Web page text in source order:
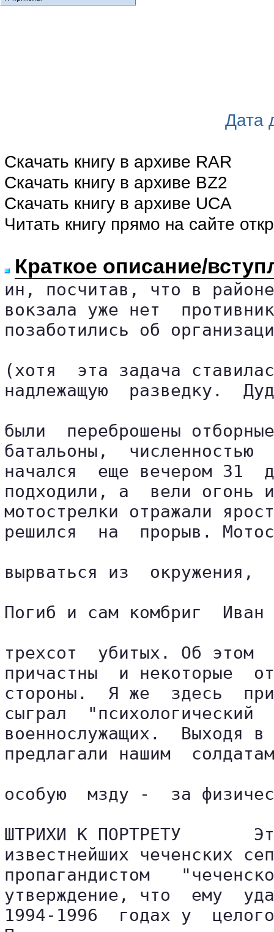
Дата
Скачать книгу в архиве RAR
Скачать книгу в архиве BZ2
Скачать книгу в архиве UCA
Читать книгу прямо на сайте
Краткое описание/
ин, посчитав, что в
вокзала уже нет
позаботились об
(хотя  эта задача
надлежащую  разведку.
были  переброшены
батальоны,
начался  еще вечером 31
подходили, а  вели огонь
мотострелки отражали
решился  на  прорыв.
вырваться из  окружения,
Погиб и сам комбриг
трехсот  убитых. Об этом
причастны  и некоторые
стороны.  Я же  здесь
сыграл
военнослужащих.  Выходя
предлагали нашим
особую  мзду -  за
ШТРИХИ К ПОРТРЕТУ
известнейших чеченских
пропагандистом
утверждение, что  ему
1994-1996  годах у